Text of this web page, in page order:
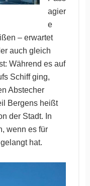
agier
e
– erwartet
auch gleich
Während es auf
Schiff ging,
Abstecher
Bergens heißt
der Stadt. In
wenn es für
hat.